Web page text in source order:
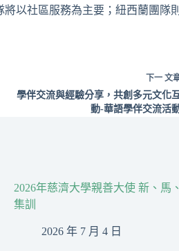
以社區服務為主要；紐西蘭團
下一 文
學伴交流與經驗分享，共創多元文化
動-華語學伴交流活
2026年慈濟大學親善大使 新、馬
集訓
2026 年 7 月 4 日